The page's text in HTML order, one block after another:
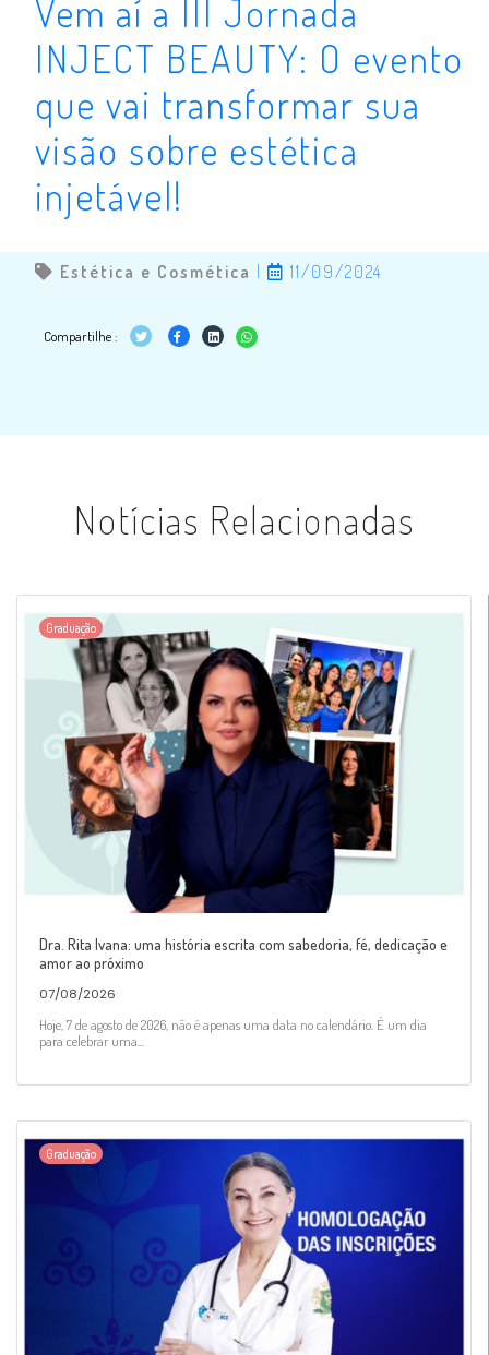
Vem aí a III Jornada
INJECT BEAUTY: O evento
que vai transformar sua
visão sobre estética
injetável!
Estética e Cosmética 11/09/2024
Compartilhe :
Notícias Relacionadas
Graduação
Dra. Rita Ivana: uma história escrita com sabedoria, fé, dedicação e
amor ao próximo
07/08/2026
Hoje, 7 de agosto de 2026, não é apenas uma data no calendário. É um dia
para celebrar uma...
Graduação